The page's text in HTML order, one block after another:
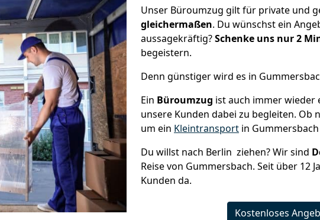
Unser Büroumzug gilt für private und
gleichermaßen. Du wünschst ein
aussagekräftig?Schenke uns nur 2
begeistern.
Denn günstiger wird es in
Ein Büroumzug ist auch immer wieder
unsere Kunden dabei zu begleiten. Ob
um ein Kleintransport in
Du willst nach Berlin ziehen? Wir sind
Reise von Gummersbach. Seit über 12
Kunden da.
Kostenloses